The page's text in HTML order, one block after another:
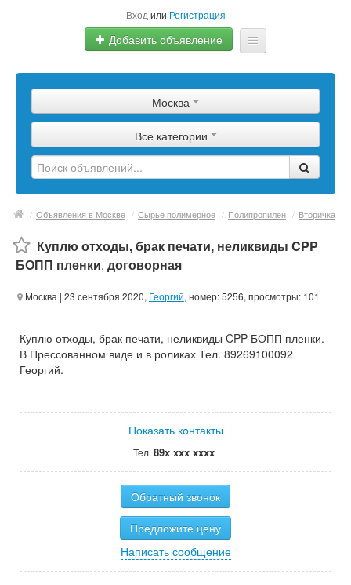
Вход или Регистрация
Добавить объявление
Сырье
Изделия
Оборудование
Услуги
Еще
Москва
Все категории
/ Объявления в Москве / Сырье полимерное / Полипропилен / Вторичка
Куплю отходы, брак печати, неликвиды CPP
БОПП пленки, договорная
Москва | 23 сентября 2020, Георгий, номер: 5256, просмотры: 101
Куплю отходы, брак печати, неликвиды CPP БОПП пленки.
В Прессованном виде и в роликах Тел. 89269100092
Георгий.
Показать контакты
Тел. 89x xxx xxxx
Обратный звонок
Предложите цену
Написать сообщение